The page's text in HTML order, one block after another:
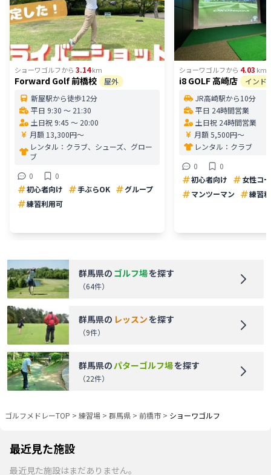
ショーワゴルフから 3.14km
Forward Golf 前橋校
屋外
新屋駅から徒歩12分
平日 9:30 〜 21:30
土日祝 9:45 〜 20:00
月額 13,300円〜
レンタル： クラブ、シューズ、グロー
ブ
0
0
初心者向け
手ぶらOK
グループ
練習利用可
ショーワゴルフから 4.03 km
i8 GOLF 高崎店
インド
JR高崎駅から10分
平日 24時間営業
土日祝 24時間営業
月額 5,500円〜
レンタル： クラブ
0
0
初心者向け
女性コ
マンツーマン
練習
群馬県の ゴルフ場を探す
（64件）
群馬県の レッスンを探す
（9件）
群馬県の パターゴルフ場を探す
（22件）
ゴルフメドレーTOP > 練習場 > 群馬県 > 前橋市 > ショーワゴルフ
最近見た施設
最近見た施設はまだありません。